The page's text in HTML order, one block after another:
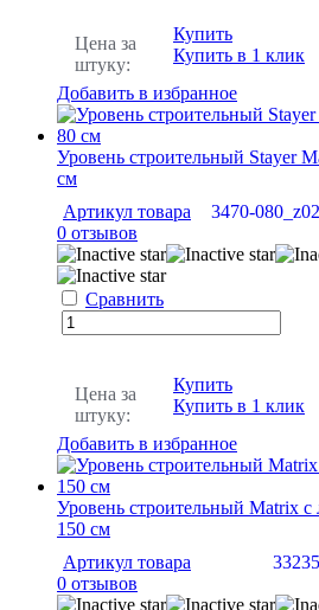
Цена за
штуку:
Купить
Купить в 1 клик
Добавить в избранное
Уровень строительный Stayer
см
Артикул товара
3470-080_z02
0 отзывов
Сравнить
Цена за
штуку:
Купить
Купить в 1 клик
Добавить в избранное
Уровень строительный Matrix с
150 см
Артикул товара
33235
0 отзывов